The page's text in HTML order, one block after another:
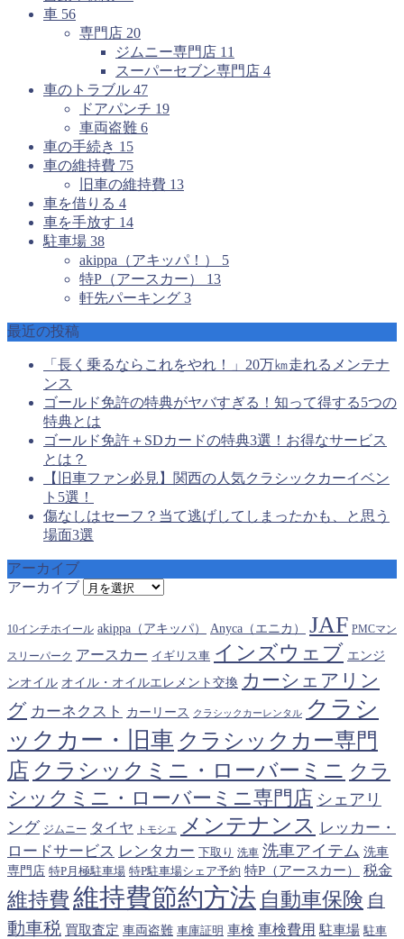
車 56
専門店 20
ジムニー専門店 11
スーパーセブン専門店 4
車のトラブル 47
ドアパンチ 19
車両盗難 6
車の手続き 15
車の維持費 75
旧車の維持費 13
車を借りる 4
車を手放す 14
駐車場 38
akippa（アキッパ！） 5
特P（アースカー） 13
軒先パーキング 3
最近の投稿
「長く乗るならこれをやれ！」20万㎞走れるメンテナ
ンス
ゴールド免許の特典がヤバすぎる！知って得する5つの
特典とは
ゴールド免許＋SDカードの特典3選！お得なサービス
とは？
【旧車ファン必見】関西の人気クラシックカーイベン
ト5選！
傷なしはセーフ？当て逃げしてしまったかも、と思う
場面3選
アーカイブ
アーカイブ
10インチホイール akippa（アキッパ） Anyca（エニカ） JAF PMCマン
スリーパーク アースカー イギリス車 インズウェブ エンジ
ンオイル オイル・オイルエレメント交換 カーシェアリン
グ カーネクスト カーリース クラシックカーレンタル
クラシ
ックカー・旧車 クラシックカー専門
店 クラシックミニ・ローバーミニ クラ
シックミニ・ローバーミニ専門店 シェアリ
ング ジムニー タイヤ トモシエ メンテナンス レッカー・
ロードサービス レンタカー 下取り 洗車 洗車アイテム 洗車
専門店 特P月極駐車場 特P駐車場シェア予約 特P（アースカー） 税金
維持費 維持費節約方法 自動車保険 自
動車税 買取査定 車両盗難 車庫証明 車検 車検費用 駐車場 駐車